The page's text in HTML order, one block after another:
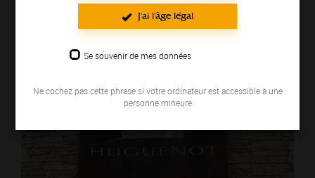
J'ai l'âge légal
Se souvenir de mes données
Ne cochez pas cette phrase si votre ordinateur est accessible à une
personne mineure